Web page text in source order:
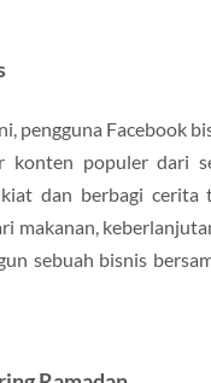
pengguna Facebook
konten populer dari
dan berbagi cerita
makanan,
sebuah bisnis